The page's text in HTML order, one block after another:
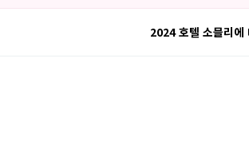
2024 호텔 소믈리에